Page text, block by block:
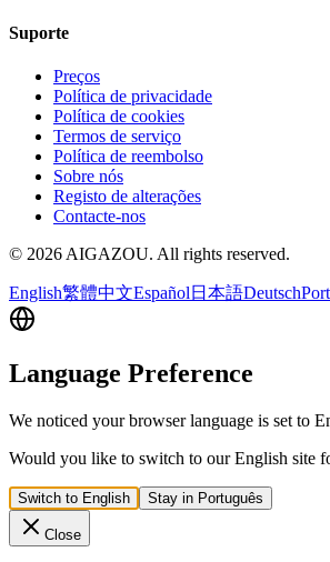
Suporte
Preços
Política de privacidade
Política de cookies
Termos de serviço
Política de reembolso
Sobre nós
Registo de alterações
Contacte-nos
© 2026 AIGAZOU. All rights reserved.
English繁體中文Español 日本語Deutsch
Language Preference
We noticed your browser language is set to
Would you like to switch to our English site
Switch to English Stay in Português
Close